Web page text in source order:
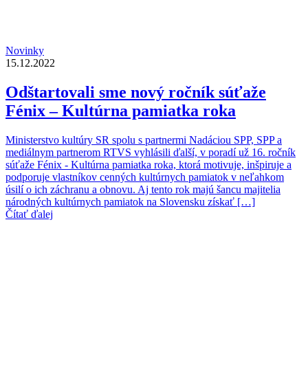
Novinky
15.12.2022
Odštartovali sme nový ročník súťaže
Fénix – Kultúrna pamiatka roka
Ministerstvo kultúry SR spolu s partnermi Nadáciou SPP, SPP a
mediálnym partnerom RTVS vyhlásili ďalší, v poradí už 16. ročník
súťaže Fénix - Kultúrna pamiatka roka, ktorá motivuje, inšpiruje a
podporuje vlastníkov cenných kultúrnych pamiatok v neľahkom
úsilí o ich záchranu a obnovu. Aj tento rok majú šancu majitelia
národných kultúrnych pamiatok na Slovensku získať […]
Čítať ďalej